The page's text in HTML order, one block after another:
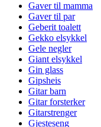
Gaver til mamma
Gaver til par
Geberit toalett
Gekko elsykkel
Gele negler
Giant elsykkel
Gin glass
Gipsheis
Gitar barn
Gitar forsterker
Gitarstrenger
Gjesteseng